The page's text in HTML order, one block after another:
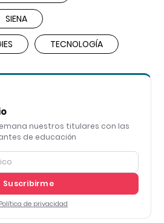
SIENA
TECNOLOGÍA
nuestros titulares con las
de educación
Suscribirme
Política de privacidad